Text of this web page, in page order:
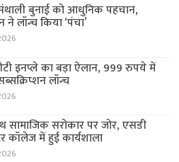
बुनाई को आधुनिक पहचान,
ने लॉन्च किया ‘पंचा’
इनप्ले का बड़ा ऐलान, 999 रुपये में
लॉन्च
सामाजिक सरोकार पर जोर, एसडी
कॉलेज में हुई कार्यशाला